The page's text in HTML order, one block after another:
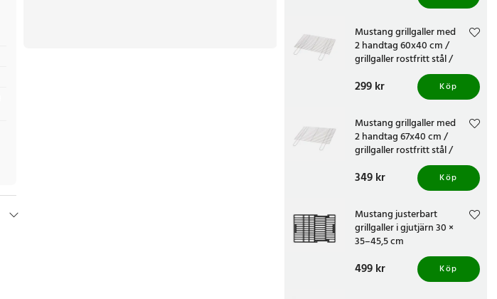
Mustang grillgaller med
2 handtag 60x40 cm /
grillgaller rostfritt stål /
Pris:299 kr
299 kr Köp
Mustang grillgaller med
2 handtag 67x40 cm /
grillgaller rostfritt stål /
Pris:349 kr
349 kr Köp
Mustang justerbart
grillgaller i gjutjärn 30 ×
35–45,5 cm
Pris:499 kr
499 kr Köp